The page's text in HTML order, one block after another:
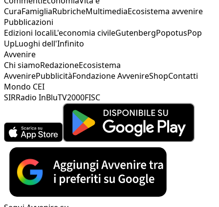
CuraFamigliaRubricheMultimediaEcosistema avvenire
Pubblicazioni
Edizioni localiL'economia civileGutenbergPopotusPop
UpLuoghi dell'Infinito
Avvenire
Chi siamoRedazioneEcosistema
AvvenirePubblicitàFondazione AvvenireShopContatti
Mondo CEI
SIRRadio InBluTV2000FISC